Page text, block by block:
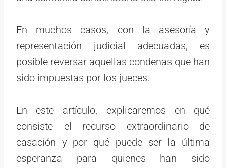
En muchos casos, con la asesoría y
representación judicial adecuadas, es
posible reversar aquellas condenas que han
sido impuestas por los jueces.
En este artículo, explicaremos en qué
consiste el recurso extraordinario de
casación y por qué puede ser la última
esperanza para quienes han sido